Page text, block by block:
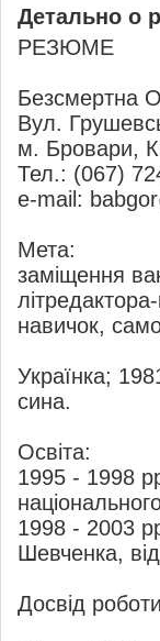
Детально о
РЕЗЮМЕ
Безсмертна
Вул.
м. Бровари,
Тел.: (067)
e-mail:
Мета:
заміщення
навичок,
Українка;
сина.
Освіта:
1995 - 1998
1998 - 2003
Шевченка,
Досвід